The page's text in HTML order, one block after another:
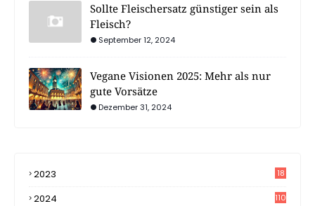
Sollte Fleischersatz günstiger sein als
Fleisch?
September 12, 2024
Vegane Visionen 2025: Mehr als nur
gute Vorsätze
Dezember 31, 2024
2023
18
2024 110